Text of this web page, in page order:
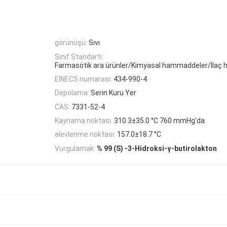
görünüşü: Sıvı
Sınıf Standartı:
Farmasötik ara ürünler/Kimyasal hammaddeler/İlaç
EINECS numarası: 434-990-4
Depolama: Serin Kuru Yer
CAS: 7331-52-4
Kaynama noktası: 310.3±35.0 °C 760 mmHg'da
alevlenme noktası: 157.0±18.7 °C
Vurgulamak: % 99 (S) -3-Hidroksi-γ-butirolakton